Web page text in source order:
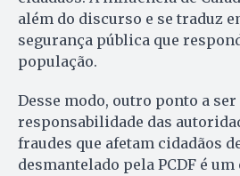
além do discurso e se traduz
segurança pública que
população.
Desse modo, outro ponto a
responsabilidade das
fraudes que afetam cidadãos
desmantelado pela PCDF é